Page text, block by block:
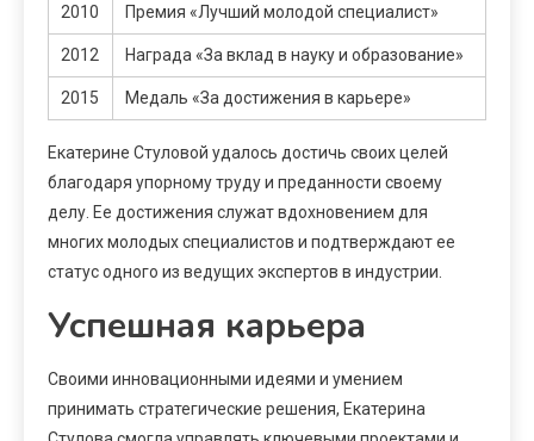
2010 Премия «Лучший молодой специалист»
2012 Награда «За вклад в науку и образование»
2015 Медаль «За достижения в карьере»
Екатерине Стуловой удалось достичь своих целей
благодаря упорному труду и преданности своему
делу. Ее достижения служат вдохновением для
многих молодых специалистов и подтверждают ее
статус одного из ведущих экспертов в индустрии.
Успешная карьера
Своими инновационными идеями и умением
принимать стратегические решения, Екатерина